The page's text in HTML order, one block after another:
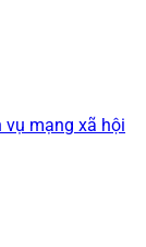
mạng xã hội